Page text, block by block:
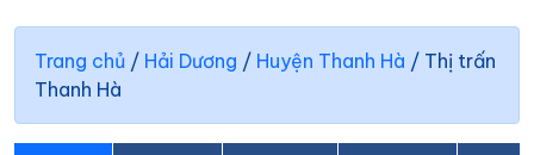
Trang chủ / Hải Dương / Huyện Thanh Hà / Thị trấn
Thanh Hà